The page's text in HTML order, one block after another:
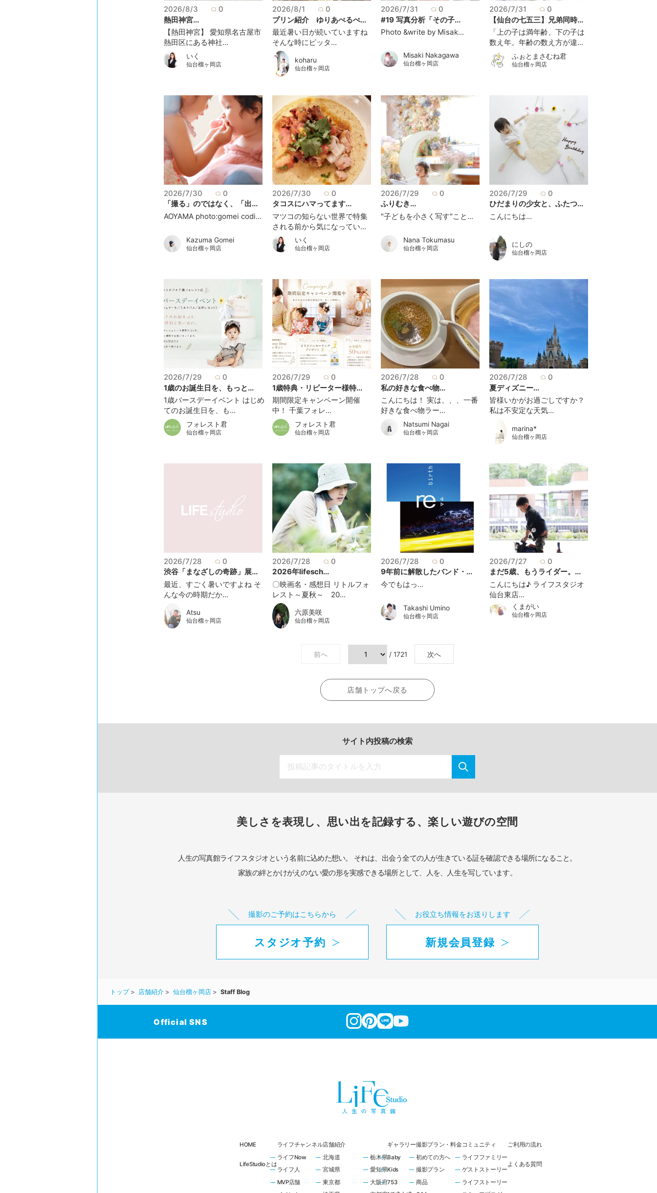
2026/8/3
0
熱田神宮...
【熱田神宮】 愛知県名古屋市
熱田区にある神社...
いく
仙台榴ヶ岡店
2026/8/1
0
プリン紹介 ゆりあぺるぺ...
最近暑い日が続いていますね
そんな時にピッタ...
koharu
仙台榴ヶ岡店
2026/7/31
0
#19 写真分析「その子...
Photo &write by Misak...
Misaki Nakagawa
仙台榴ヶ岡店
2026/7/31
0
【仙台の七五三】兄弟同時...
「上の子は満年齢、下の子は
数え年。年齢の数え方が違...
ふぉとまさむね君
仙台榴ヶ岡店
2026/7/30
0
「撮る」のではなく、「出...
AOYAMA photo:gomei codi...
Kazuma Gomei
仙台榴ヶ岡店
2026/7/30
0
タコスにハマってます...
マツコの知らない世界で特集
される前から気になってい...
いく
仙台榴ヶ岡店
2026/7/29
0
ふりむき...
"子どもを小さく写す"こと...
Nana Tokumasu
仙台榴ヶ岡店
2026/7/29
0
ひだまりの少女と、ふたつ...
こんにちは...
にしの
仙台榴ヶ岡店
2026/7/29
0
1歳のお誕生日を、もっと...
1歳バースデーイベント はじめ
てのお誕生日を、も...
フォレスト君
仙台榴ヶ岡店
2026/7/29
0
1歳特典・リピーター様特...
期間限定キャンペーン開催
中！ 千葉フォレ...
フォレスト君
仙台榴ヶ岡店
2026/7/28
0
私の好きな食べ物...
こんにちは！ 実は、、、一番
好きな食べ物ラー...
Natsumi Nagai
仙台榴ヶ岡店
2026/7/28
0
夏ディズニー...
皆様いかがお過ごしですか？
私は不安定な天気...
marina*
仙台榴ヶ岡店
2026/7/28
0
渋谷「まなざしの奇跡」展...
最近、すごく暑いですよね そ
んな今の時期だか...
Atsu
仙台榴ヶ岡店
2026/7/28
0
2026年lifesch...
〇映画名・感想日 リトルフォ
レスト～夏秋～ 20...
六原美咲
仙台榴ヶ岡店
2026/7/28
0
9年前に解散したバンド・...
今でもはっ...
Takashi Umino
仙台榴ヶ岡店
2026/7/27
0
まだ5歳、もうライダー。...
こんにちは♪ ライフスタジオ
仙台東店...
くまがいㅤ
仙台榴ヶ岡店
前へ / 1721 次へ
店舗トップへ戻る
サイト内投稿の検索
美しさを表現し、思い出を記録する、楽しい遊びの空間
人生の写真館ライフスタジオという名前に込めた想い。
それは、出会う全ての人が生きている証を確認できる場所になること。
家族の絆とかけがえのない愛の形を実感できる場所として、
人を、人生を写しています。
撮影のご予約はこちらから
スタジオ予約
お役立ち情報をお送りします
新規会員登録
トップ 店舗紹介 仙台榴ヶ岡店 Staff Blog
Official SNS
HOME
LifeStudioとは
ライフチャンネル
ライフNow
ライフ人
MVP店舗
店舗紹介
北海道
宮城県
東京都
栃木県
愛知県
大阪府
ギャラリー
Baby
Kids
753
撮影プラン・料金
初めての方へ
撮影プラン
商品
コミュニティ
ライフファミリー
ゲストストーリー
ライフストーリー
ご利用の流れ
よくある質問